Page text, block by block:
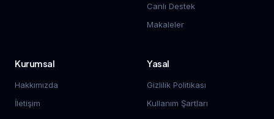
Canlı Destek
Makaleler
Kurumsal
Hakkımızda
İletişim
Yasal
Gizlilik Politikası
Kullanım Şartları